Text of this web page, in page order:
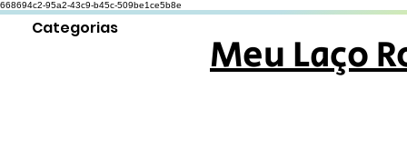
668694c2-95a2-43c9-b45c-509be1ce5b8e
Categorias
Meu Laço